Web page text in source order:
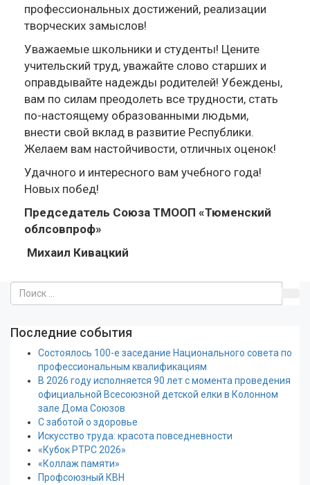
профессиональных достижений, реализации
творческих замыслов!
Уважаемые школьники и студенты! Цените
учительский труд, уважайте слово старших и
оправдывайте надежды родителей! Убеждены,
вам по силам преодолеть все трудности, стать
по-настоящему образованными людьми,
внести свой вклад в развитие Республики.
Желаем вам настойчивости, отличных оценок!
Удачного и интересного вам учебного года!
Новых побед!
Председатель Союза ТМООП «Тюменский
облсовпроф»
Михаил Кивацкий
Последние события
Состоялось 100-е заседание Национального совета по
профессиональным квалификациям
В 2026 году исполняется 90 лет с момента проведения
официальной Всесоюзной детской елки в Колонном
зале Дома Союзов
С заботой о здоровье
Искусство труда: красота повседневности
«Кубок РТРС 2026»
«Коллаж памяти»
Профсоюзный КВН